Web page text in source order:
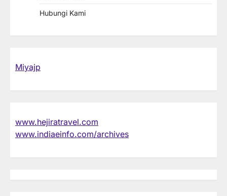
Hubungi Kami
Miyajp
www.hejiratravel.com
www.indiaeinfo.com/archives